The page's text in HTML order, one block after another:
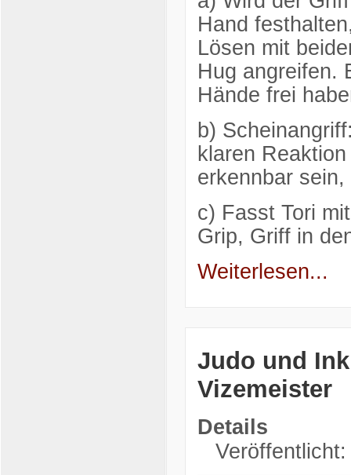
Hand
Lösen mit
Hug angreifen.
Hände frei
b)
klaren
erkennbar
c) Fasst Tori
Grip, Griff in
Weiterlesen...
Judo und
Vizemeister
Details